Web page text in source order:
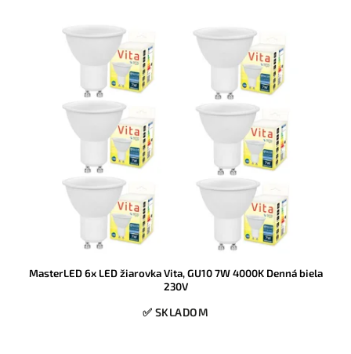
MasterLED 6x LED žiarovka Vita, GU10 7W 4000K Denná biela
230V
✅ SKLADOM